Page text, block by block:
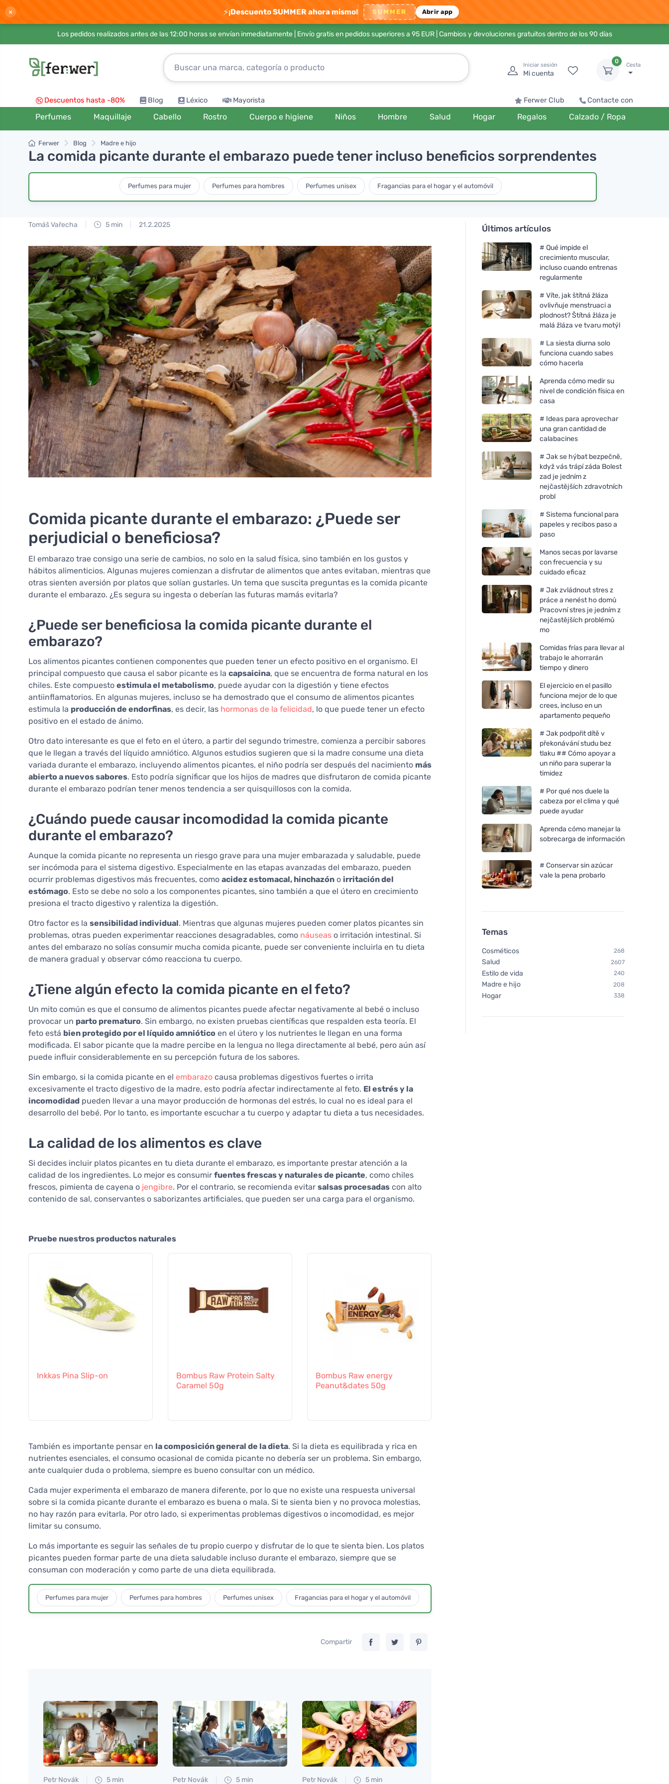
× ⚡¡Descuento SUMMER ahora mismo! SUMMER Abrir app
Los pedidos realizados antes de las 12:00 horas se envían inmediatamente | Envío gratis en pedidos superiores a 95 EUR| Cambios y devoluciones gratuitos dentro de los 90 días
Iniciar sesión
Mi cuenta
0
Cesta
Descuentos hasta -80% Blog Léxico Mayorista Ferwer Club Contacte con
Perfumes Maquillaje Cabello Rostro Cuerpo e higiene Niños Hombre Salud Hogar Regalos Calzado / Ropa
Ferwer Blog Madre e hijo
La comida picante durante el embarazo puede tener incluso beneficios sorprendentes
Perfumes para mujer Perfumes para hombres Perfumes unisex Fragancias para el hogar y el automóvil
Tomáš Vařecha 5 min 21.2.2025
Comida picante durante el embarazo: ¿Puede ser
perjudicial o beneficiosa?
El embarazo trae consigo una serie de cambios, no solo en la salud física, sino también en los gustos y
hábitos alimenticios. Algunas mujeres comienzan a disfrutar de alimentos que antes evitaban, mientras que
otras sienten aversión por platos que solían gustarles. Un tema que suscita preguntas es la comida picante
durante el embarazo. ¿Es segura su ingesta o deberían las futuras mamás evitarla?
¿Puede ser beneficiosa la comida picante durante el
embarazo?
Los alimentos picantes contienen componentes que pueden tener un efecto positivo en el organismo. El
principal compuesto que causa el sabor picante es la capsaicina, que se encuentra de forma natural en los
chiles. Este compuesto estimula el metabolismo, puede ayudar con la digestión y tiene efectos
antiinflamatorios. En algunas mujeres, incluso se ha demostrado que el consumo de alimentos picantes
estimula la producción de endorfinas, es decir, las hormonas de la felicidad, lo que puede tener un efecto
positivo en el estado de ánimo.
Otro dato interesante es que el feto en el útero, a partir del segundo trimestre, comienza a percibir sabores
que le llegan a través del líquido amniótico. Algunos estudios sugieren que si la madre consume una dieta
variada durante el embarazo, incluyendo alimentos picantes, el niño podría ser después del nacimiento más
abierto a nuevos sabores. Esto podría significar que los hijos de madres que disfrutaron de comida picante
durante el embarazo podrían tener menos tendencia a ser quisquillosos con la comida.
¿Cuándo puede causar incomodidad la comida picante
durante el embarazo?
Aunque la comida picante no representa un riesgo grave para una mujer embarazada y saludable, puede
ser incómoda para el sistema digestivo. Especialmente en las etapas avanzadas del embarazo, pueden
ocurrir problemas digestivos más frecuentes, como acidez estomacal, hinchazón o irritación del
estómago. Esto se debe no solo a los componentes picantes, sino también a que el útero en crecimiento
presiona el tracto digestivo y ralentiza la digestión.
Otro factor es la sensibilidad individual. Mientras que algunas mujeres pueden comer platos picantes sin
problemas, otras pueden experimentar reacciones desagradables, como náuseas o irritación intestinal. Si
antes del embarazo no solías consumir mucha comida picante, puede ser conveniente incluirla en tu dieta
de manera gradual y observar cómo reacciona tu cuerpo.
¿Tiene algún efecto la comida picante en el feto?
Un mito común es que el consumo de alimentos picantes puede afectar negativamente al bebé o incluso
provocar un parto prematuro. Sin embargo, no existen pruebas científicas que respalden esta teoría. El
feto está bien protegido por el líquido amniótico en el útero y los nutrientes le llegan en una forma
modificada. El sabor picante que la madre percibe en la lengua no llega directamente al bebé, pero aún así
puede influir considerablemente en su percepción futura de los sabores.
Sin embargo, si la comida picante en el embarazo causa problemas digestivos fuertes o irrita
excesivamente el tracto digestivo de la madre, esto podría afectar indirectamente al feto. El estrés y la
incomodidad pueden llevar a una mayor producción de hormonas del estrés, lo cual no es ideal para el
desarrollo del bebé. Por lo tanto, es importante escuchar a tu cuerpo y adaptar tu dieta a tus necesidades.
La calidad de los alimentos es clave
Si decides incluir platos picantes en tu dieta durante el embarazo, es importante prestar atención a la
calidad de los ingredientes. Lo mejor es consumir fuentes frescas y naturales de picante, como chiles
frescos, pimienta de cayena o jengibre. Por el contrario, se recomienda evitar salsas procesadas con alto
contenido de sal, conservantes o saborizantes artificiales, que pueden ser una carga para el organismo.
Pruebe nuestros productos naturales
Inkkas Pina Slip-on
Bombus Raw Protein Salty
Caramel 50g
Bombus Raw energy
Peanut&dates 50g
También es importante pensar en la composición general de la dieta. Si la dieta es equilibrada y rica en
nutrientes esenciales, el consumo ocasional de comida picante no debería ser un problema. Sin embargo,
ante cualquier duda o problema, siempre es bueno consultar con un médico.
Cada mujer experimenta el embarazo de manera diferente, por lo que no existe una respuesta universal
sobre si la comida picante durante el embarazo es buena o mala. Si te sienta bien y no provoca molestias,
no hay razón para evitarla. Por otro lado, si experimentas problemas digestivos o incomodidad, es mejor
limitar su consumo.
Lo más importante es seguir las señales de tu propio cuerpo y disfrutar de lo que te sienta bien. Los platos
picantes pueden formar parte de una dieta saludable incluso durante el embarazo, siempre que se
consuman con moderación y como parte de una dieta equilibrada.
Perfumes para mujer Perfumes para hombres Perfumes unisex Fragancias para el hogar y el automóvil
Compartir
Petr Novák 5 min Petr Novák 5 min Petr Novák 5 min
Últimos artículos
# Qué impide el
crecimiento muscular,
incluso cuando entrenas
regularmente
# Víte, jak štítná žláza
ovlivňuje menstruaci a
plodnost? Štítná žláza je
malá žláza ve tvaru motýl
# La siesta diurna solo
funciona cuando sabes
cómo hacerla
Aprenda cómo medir su
nivel de condición física en
casa
# Ideas para aprovechar
una gran cantidad de
calabacines
# Jak se hýbat bezpečně,
když vás trápí záda Bolest
zad je jedním z
nejčastějších zdravotních
probl
# Sistema funcional para
papeles y recibos paso a
paso
Manos secas por lavarse
con frecuencia y su
cuidado eficaz
# Jak zvládnout stres z
práce a nenést ho domů
Pracovní stres je jedním z
nejčastějších problémů
mo
Comidas frías para llevar al
trabajo le ahorrarán
tiempo y dinero
El ejercicio en el pasillo
funciona mejor de lo que
crees, incluso en un
apartamento pequeño
# Jak podpořit dítě v
překonávání studu bez
tlaku ## Cómo apoyar a
un niño para superar la
timidez
# Por qué nos duele la
cabeza por el clima y qué
puede ayudar
Aprenda cómo manejar la
sobrecarga de información
# Conservar sin azúcar
vale la pena probarlo
Temas
Cosméticos 268
Salud 2607
Estilo de vida 240
Madre e hijo 208
Hogar 338